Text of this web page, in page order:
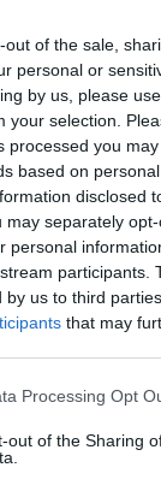
out of the sale,
personal or
by us, please
your selection.
processed you
based on
disclosed
may separately
personal
participants.
by us to third
that may
website/app
visit or usage
to Google and
below specified
Processing Opt
out of the Sharing
mind Nemes
a hátrahagyott
jelentősen
a
tettes ellen
gyanúja miatt
vezetett
az elkövetők
is
s
jelentős
kötelezettségét,